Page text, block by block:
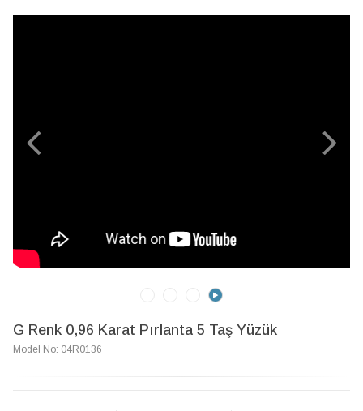
G Renk 0,96 Karat Pırlanta 5 Taş Yüzük
Model No: 04R0136